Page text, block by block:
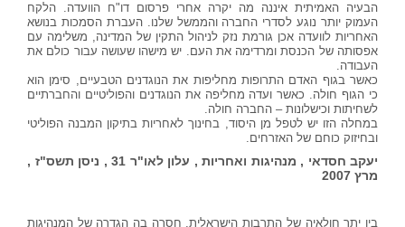
הבעיה האמיתית איננה מה יקרה אחרי פרסום דו"ח הוועדה. הלקח
העמוק יותר נוגע לסדרי החברה והממשל שלנו. העברת הסמכות בנושא
האחריות לוועדה אכן גורמת נזק לניהול התקין של המדינה, משלימה עם
אפסותה של הכנסת ומרדימה את העם. יש מישהו שעושה עבור כולם את
העבודה.
כאשר בגוף האדם התרופות מחליפות את הנוגדנים הטבעיים, סימן הוא
כי הגוף חולה. כאשר ועדה מחליפה את הנוגדנים והפוליטיים והחברתיים
לשחיתות וכישלונות – החברה חולה.
במחלה הזו יש לטפל מן היסוד, בחינוך לאחריות בתיקון המבנה הפוליטי
ובחיזוק כוחם של האזרחים.
יעקב חסדאי , מנהיגות ואחריות , עלון לאו"ר 31 , ניסן תשס"ז ,
מרץ 2007
בין יתר חולאיה של התרבות הישראלית, חסרה בה הגדרה של המנהיגות